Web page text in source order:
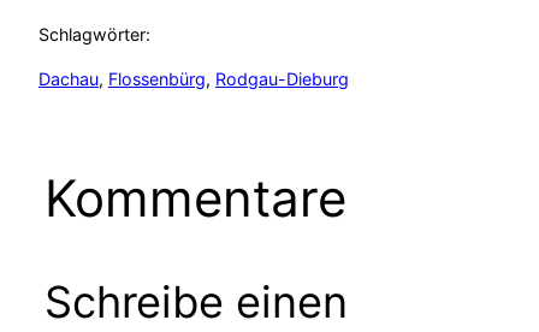
Schlagwörter:
Dachau, Flossenbürg, Rodgau-Dieburg
Kommentare
Schreibe einen